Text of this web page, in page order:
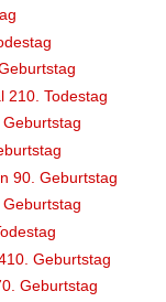
210. Todestag
90. Geburtstag
Geburtstag
Geburtstag